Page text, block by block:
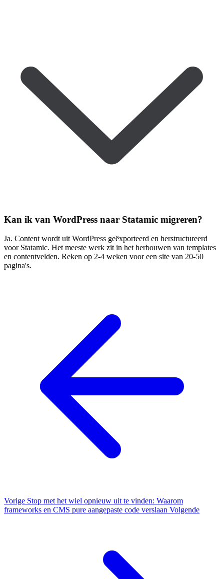
Kan ik van WordPress naar Statamic migreren?
Ja. Content wordt uit WordPress geëxporteerd en herstructureerd
voor Statamic. Het meeste werk zit in het herbouwen van templates
en contentvelden. Reken op 2-4 weken voor een site van 20-50
pagina's.
Vorige Stop met het wiel opnieuw uit te vinden: Waarom
frameworks en CMS pure aangepaste code verslaan Volgende